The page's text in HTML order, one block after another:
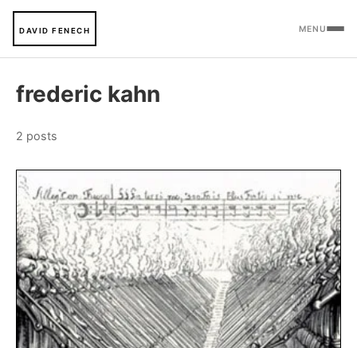
DAVID FENECH MENU
frederic kahn
2 posts